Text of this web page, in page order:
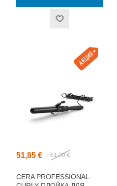
51,85 € 61,00 €
CERA PROFESSIONAL